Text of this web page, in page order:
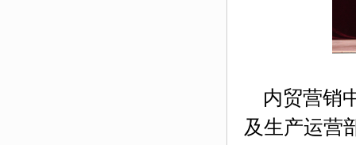
内贸营销
及生产运营